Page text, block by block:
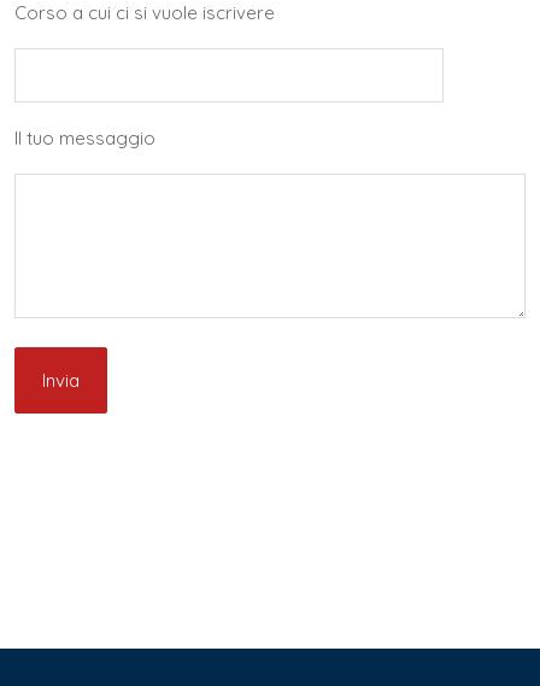
Corso a cui ci si vuole iscrivere
Il tuo messaggio